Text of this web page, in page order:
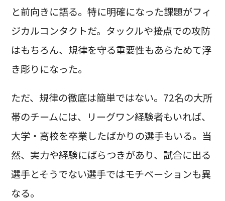
と前向きに語る。特に明確になった課題がフィ
ジカルコンタクトだ。タックルや接点での攻防
はもちろん、規律を守る重要性もあらためて浮
き彫りになった。
ただ、規律の徹底は簡単ではない。72名の大所
帯のチームには、リーグワン経験者もいれば、
大学・高校を卒業したばかりの選手もいる。当
然、実力や経験にばらつきがあり、試合に出る
選手とそうでない選手ではモチベーションも異
なる。